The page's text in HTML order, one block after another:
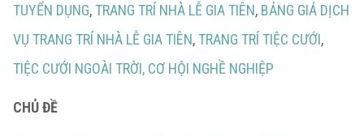
TUYỂN DỤNG,TRANG TRÍ NHÀ LỄ GIA TIÊN, BẢNG GIÁ DỊCH
VỤ TRANG TRÍ NHÀ LỄ GIA TIÊN,TRANG TRÍ TIỆC CƯỚI,
TIỆC CƯỚI NGOÀI TRỜI, CƠ HỘI NGHỀ NGHIỆP
CHỦ ĐỀ